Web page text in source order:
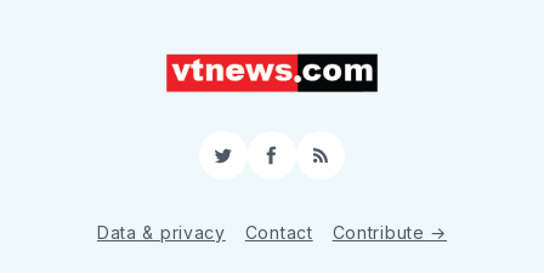
TwitterFacebook
RSS
Data & privacy Contact Contribute →